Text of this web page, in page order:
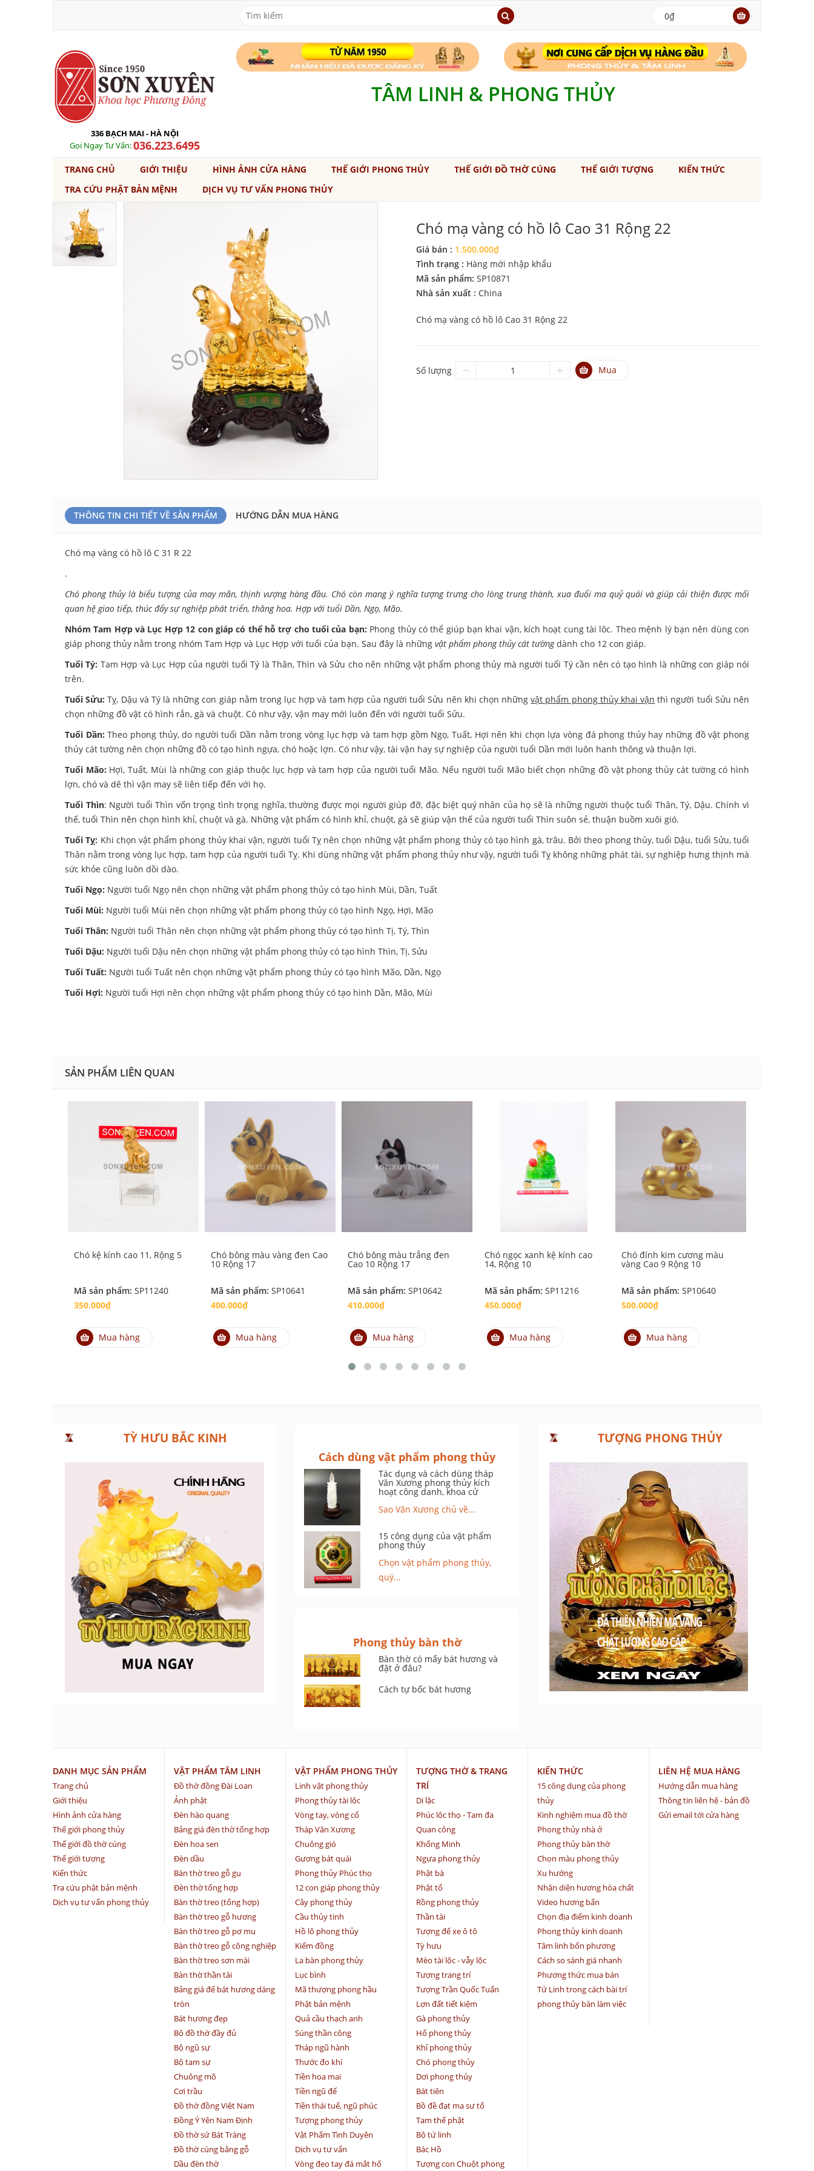
0₫
336 BẠCH MAI - HÀ NỘI
Gọi Ngay Tư Vấn:036.223.6495
TÂM LINH & PHONG THỦY
TRANG CHỦ GIỚI THIỆU HÌNH ẢNH CỬA HÀNG THẾ GIỚI PHONG THỦY THẾ GIỚI ĐỒ THỜ CÚNG THẾ GIỚI TƯỢNG
KIẾN THỨC
TRA CỨU PHẬT BẢN MỆNH
DỊCH VỤ TƯ VẤN PHONG THỦY
Chó mạ vàng có hồ lô Cao 31 Rộng 22
Giá bán : 1.500.000₫
Tình trạng : Hàng mới nhập khẩu
Mã sản phẩm: SP10871
Nhà sản xuất : China
Chó mạ vàng có hồ lô Cao 31 Rộng 22
Số lượng Mua
THÔNG TIN CHI TIẾT VỀ SẢN PHẨM HƯỚNG DẪN MUA HÀNG
Chó mạ vàng có hồ lô C 31 R 22
.
Chó phong thủy là biểu tượng của may mắn, thịnh vượng hàng đầu. Chó còn mang ý nghĩa tượng trưng cho lòng trung thành, xua đuổi ma quỷ quái và giúp cải thiện được mối
quan hệ giao tiếp, thúc đẩy sự nghiệp phát triển, thăng hoa. Hợp với tuổi Dần, Ngọ, Mão.
Nhóm Tam Hợp và Lục Hợp 12 con giáp có thể hỗ trợ cho tuổi của bạn: Phong thủy có thể giúp bạn khai vận, kích hoạt cung tài lôc. Theo mệnh lý bạn nên dùng con
giáp phong thủy nằm trong nhóm Tam Hợp và Lục Hợp với tuổi của bạn. Sau đây là những vật phẩm phong thủy cát tườngdành cho 12 con giáp.
Tuổi Tý: Tam Hợp và Lục Hợp của người tuổi Tý là Thân, Thìn và Sửu cho nên những vật phẩm phong thủy mà người tuổi Tý cần nên có tạo hình là những con giáp nói
trên.
Tuổi Sửu: Tỵ, Dậu và Tý là những con giáp nằm trong lục hợp và tam hợp của người tuổi Sửu nên khi chọn nhữngvật phẩm phong thủy khai vận thì người tuổi Sửu nên
chọn những đồ vật có hình rắn, gà và chuột. Có như vậy, vận may mới luôn đến với người tuổi Sửu.
Tuổi Dần: Theo phong thủy, do người tuổi Dần nằm trong vòng lục hợp và tam hợp gồm Ngọ, Tuất, Hợi nên khi chọn lựa vòng đá phong thủy hay những đồ vật phong
thủy cát tường nên chọn những đồ có tạo hình ngựa, chó hoặc lợn. Có như vậy, tài vận hay sự nghiệp của người tuổi Dần mới luôn hanh thông và thuận lợi.
Tuổi Mão: Hợi, Tuất, Mùi là những con giáp thuộc lục hợp và tam hợp của người tuổi Mão. Nếu người tuổi Mão biết chọn những đồ vật phong thủy cát tường có hình
lợn, chó và dê thì vận may sẽ liên tiếp đến với họ.
Tuổi Thìn: Người tuổi Thìn vốn trọng tình trọng nghĩa, thường được mọi người giúp đỡ, đặc biệt quý nhân của họ sẽ là những người thuộc tuổi Thân, Tý, Dậu. Chính vì
thế, tuổi Thìn nên chọn hình khỉ, chuột và gà. Những vật phẩm có hình khỉ, chuột, gà sẽ giúp vận thế của người tuổi Thìn suôn sẻ, thuận buồm xuôi gió.
Tuổi Tỵ: Khi chọn vật phẩm phong thủy khai vận, người tuổi Tỵ nên chọn những vật phẩm phong thủy có tạo hình gà, trâu. Bởi theo phong thủy, tuổi Dậu, tuổi Sửu, tuổi
Thân nằm trong vòng lục hợp, tam hợp của người tuổi Tỵ. Khi dùng những vật phẩm phong thủy như vậy, người tuổi Tỵ không những phát tài, sự nghiệp hưng thịnh mà
sức khỏe cũng luôn dồi dào.
Tuổi Ngọ: Người tuổi Ngọ nên chọn những vật phẩm phong thủy có tạo hình Mùi, Dần, Tuất
Tuổi Mùi: Người tuổi Mùi nên chọn những vật phẩm phong thủy có tạo hình Ngọ, Hợi, Mão
Tuổi Thân: Người tuổi Thân nên chọn những vật phẩm phong thủy có tạo hình Tị, Tý, Thìn
Tuổi Dậu: Người tuổi Dậu nên chọn những vật phẩm phong thủy có tạo hình Thìn, Tị, Sửu
Tuổi Tuất: Người tuổi Tuất nên chọn những vật phẩm phong thủy có tạo hình Mão, Dần, Ngọ
Tuổi Hợi: Người tuổi Hợi nên chọn những vật phẩm phong thủy có tạo hình Dần, Mão, Mùi
SẢN PHẨM LIÊN QUAN
Chó kệ kính cao 11, Rộng 5
Mã sản phẩm: SP11240
350.000₫
Mua hàng
Chó bông màu vàng đen Cao
10 Rộng 17
Mã sản phẩm: SP10641
400.000₫
Mua hàng
Chó bông màu trắng đen
Cao 10 Rộng 17
Mã sản phẩm: SP10642
410.000₫
Mua hàng
Chó ngọc xanh kệ kính cao
14, Rộng 10
Mã sản phẩm: SP11216
450.000₫
Mua hàng
Chó đính kim cương màu
vàng Cao 9 Rộng 10
Mã sản phẩm: SP10640
500.000₫
Mua hàng
TỲ HƯU BẮC KINH
Cách dùng vật phẩm phong thủy
Tác dụng và cách dùng tháp
Văn Xương phong thủy kích
hoạt công danh, khoa cử
Sao Văn Xương chủ về...
15 công dụng của vật phẩm
phong thủy
Chọn vật phẩm phong thủy,
quý...
Phong thủy bàn thờ
Bàn thờ có mấy bát hương và
đặt ở đâu?
Cách tự bốc bát hương
TƯỢNG PHONG THỦY
DANH MỤC SẢN PHẨM
Trang chủ
Giới thiệu
Hình ảnh cửa hàng
Thế giới phong thủy
Thế giới đồ thờ cúng
Thế giới tượng
Kiến thức
Tra cứu phật bản mệnh
Dịch vụ tư vấn phong thủy
VẬT PHẨM TÂM LINH
Đồ thờ đồng Đài Loan
Ảnh phật
Đèn hào quang
Bảng giá đèn thờ tổng hợp
Đèn hoa sen
Đèn dầu
Bàn thờ treo gỗ gụ
Đèn thờ tổng hợp
Bàn thờ treo (tổng hợp)
Bàn thờ treo gỗ hương
Bàn thờ treo gỗ pơ mu
Bàn thờ treo gỗ công nghiệp
Bàn thờ treo sơn mài
Bàn thờ thần tài
Bảng giá đế bát hương dáng
tròn
Bát hương đẹp
Bộ đồ thờ đầy đủ
Bộ ngũ sự
Bộ tam sự
Chuông mõ
Cơi trầu
Đồ thờ đồng Việt Nam
Đồng Ý Yên Nam Định
Đồ thờ sứ Bát Tràng
Đồ thờ cúng bằng gỗ
Dầu đèn thờ
VẬT PHẨM PHONG THỦY
Linh vật phong thủy
Phong thủy tài lộc
Vòng tay, vòng cổ
Tháp Văn Xương
Chuông gió
Gương bát quái
Phong thủy Phúc thọ
12 con giáp phong thủy
Cây phong thủy
Cầu thủy tinh
Hồ lô phong thủy
Kiếm đồng
La bàn phong thủy
Lục bình
Mã thượng phong hầu
Phật bản mệnh
Quả cầu thạch anh
Súng thần công
Tháp ngũ hành
Thước đo khí
Tiền hoa mai
Tiền ngũ đế
Tiền thái tuế, ngũ phúc
Tượng phong thủy
Vật Phẩm Tình Duyên
Dịch vụ tư vấn
Vòng đeo tay đá mắt hổ
TƯỢNG THỜ & TRANG
TRÍ
Di lặc
Phúc lộc thọ - Tam đa
Quan công
Khổng Minh
Ngựa phong thủy
Phật bà
Phật tổ
Rồng phong thủy
Thần tài
Tượng để xe ô tô
Tỳ hưu
Mèo tài lộc - vẫy lộc
Tượng trang trí
Tượng Trần Quốc Tuấn
Lợn đất tiết kiệm
Gà phong thủy
Hổ phong thủy
Khỉ phong thủy
Chó phong thủy
Dơi phong thủy
Bát tiên
Bồ đề đạt ma sư tổ
Tam thế phật
Bộ tứ linh
Bác Hồ
Tượng con Chuột phong
KIẾN THỨC
15 công dụng của phong
thủy
Kinh nghiệm mua đồ thờ
Phong thủy nhà ở
Phong thủy bàn thờ
Chọn màu phong thủy
Xu hướng
Nhận diện hương hóa chất
Video hương bẩn
Chọn địa điểm kinh doanh
Phong thủy kinh doanh
Tâm linh bốn phương
Cách so sánh giá nhanh
Phương thức mua bán
Tứ Linh trong cách bài trí
phong thủy bàn làm việc
LIÊN HỆ MUA HÀNG
Hướng dẫn mua hàng
Thông tin liên hệ - bản đồ
Gửi email tới cửa hàng